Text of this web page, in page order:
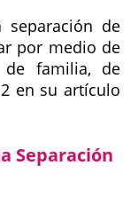
de
por medio de
familia, de
en su artículo
Separación